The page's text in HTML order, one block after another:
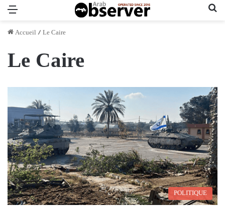
Accueil /Le Caire
Le Caire
POLITIQUE